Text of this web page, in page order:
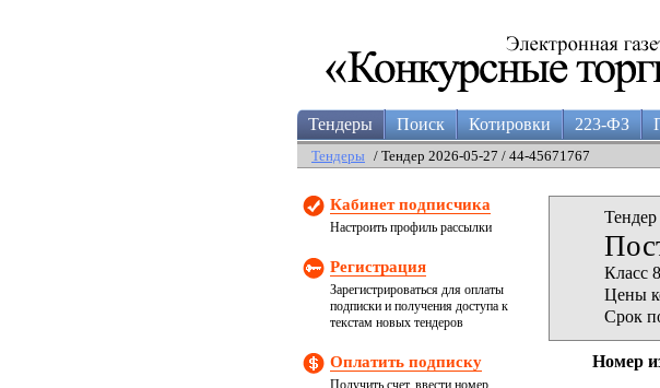
Тендеры Поиск Котировки 223-ФЗ
Тендеры / Тендер 2026-05-27 / 44-45671767
Кабинет подписчика
Настроить профиль рассылки
Регистрация
Зарегистрироваться для оплаты
подписки и получения доступа к
текстам новых тендеров
Оплатить подписку
Получить счет, ввести номер
Класс
Цены
Срок
Номер